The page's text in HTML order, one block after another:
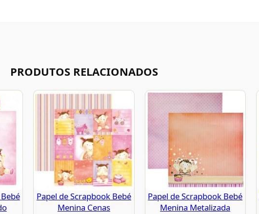
PRODUTOS RELACIONADOS
Papel de Scrapbook Bebé
Menina Cenas
Papel de Scrapbook Bebé
Menina Metalizada